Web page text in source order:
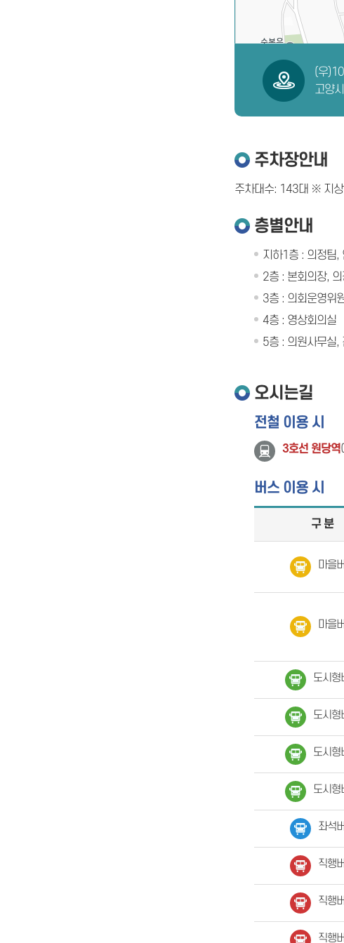
(우
고양
주차장안내
주차대수: 143대 ※ 지
층별안내
지하1층 : 의정팀,
2층 : 본회의장,
3층 : 의회운영위
4층 : 영상회의실
5층 : 의원사무실,
오시는길
전철 이용 시
3호선 원당역
버스 이용 시
구 분
마을
마을
도시형
도시형
도시형
도시형
좌석
직행
직행
직행